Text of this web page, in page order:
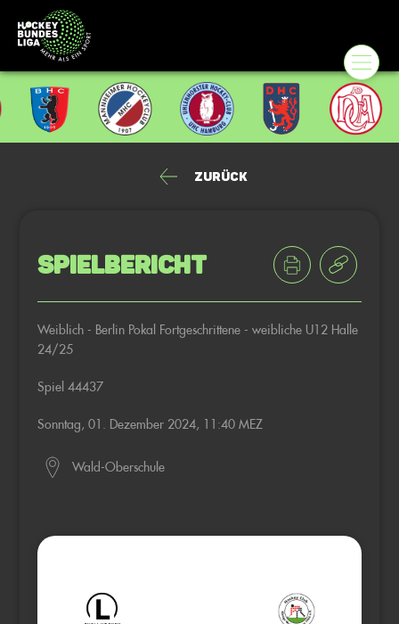
Zurück
Spielbericht
Weiblich - Berlin Pokal Fortgeschrittene - weibliche U12 Halle
24/25
Spiel 44437
Sonntag, 01. Dezember 2024, 11:40 MEZ
Wald-Oberschule